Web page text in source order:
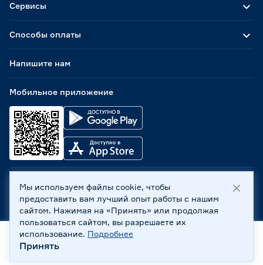
Способы оплаты
Мобильное приложение
Сервисы
Напишите нам
ООО «Бауцентр Рус» 2004 -2026, 236029, г. Калининград,
ул. А.Невского, 205. ИНН 7702596813, КПП 390601001 ©
Все права защищены
Политика обработки персональных данных
Правовая информация
Охрана труда
Главная
Мы используем файлы cookie, чтобы
предоставить вам лучший опыт работы с нашим
сайтом. Нажимая на «Принять» или продолжая
пользоваться сайтом, вы разрешаете их
использование. Подробнее
Принять